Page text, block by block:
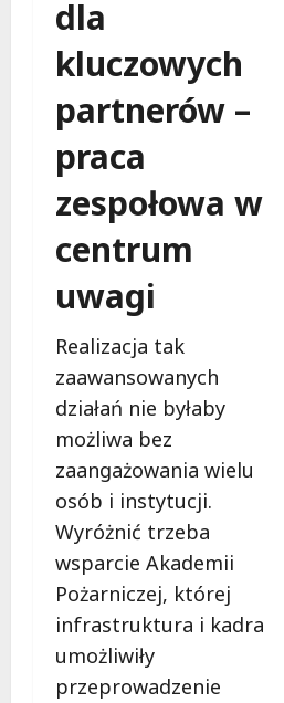
dla
kluczowych
partnerów –
praca
zespołowa w
centrum
uwagi
Realizacja tak
zaawansowanych
działań nie byłaby
możliwa bez
zaangażowania wielu
osób i instytucji.
Wyróżnić trzeba
wsparcie Akademii
Pożarniczej, której
infrastruktura i kadra
umożliwiły
przeprowadzenie